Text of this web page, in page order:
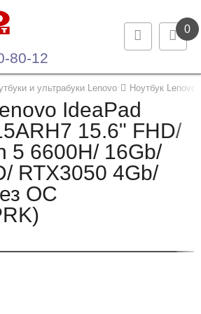
0
80-12
и ультрабуки Lenovo Ноутбук Lenovo
IdeaPad
15.6" FHD/
5 6600H/ 16Gb/
RTX3050 4Gb/
ОС